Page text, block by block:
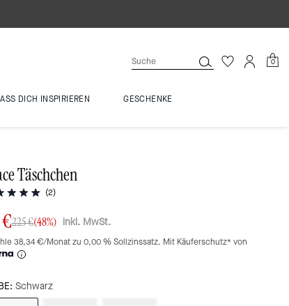
0
DICH INSPIRIEREN GESCHENKE
Täschchen
(2)
€225 €(48%) inkl. MwSt.
38,34 €/Monat zu 0,00 % Sollzinssatz. Mit Käuferschutz* von
Schwarz